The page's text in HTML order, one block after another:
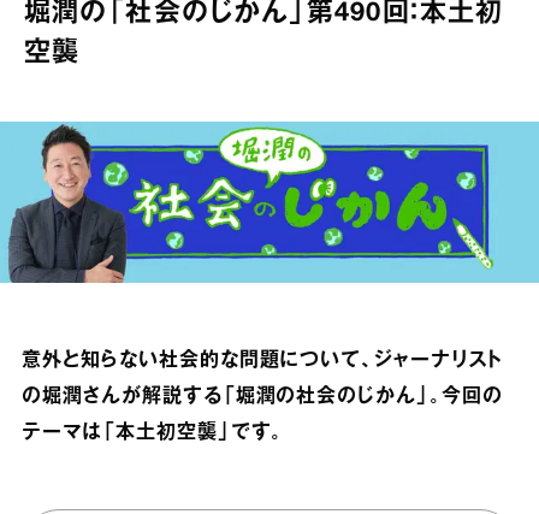
堀潤の「社会のじかん」第490回：本土初
空襲
意外と知らない社会的な問題について、ジャーナリスト
の堀潤さんが解説する「堀潤の社会のじかん」。今回の
テーマは「本土初空襲」です。